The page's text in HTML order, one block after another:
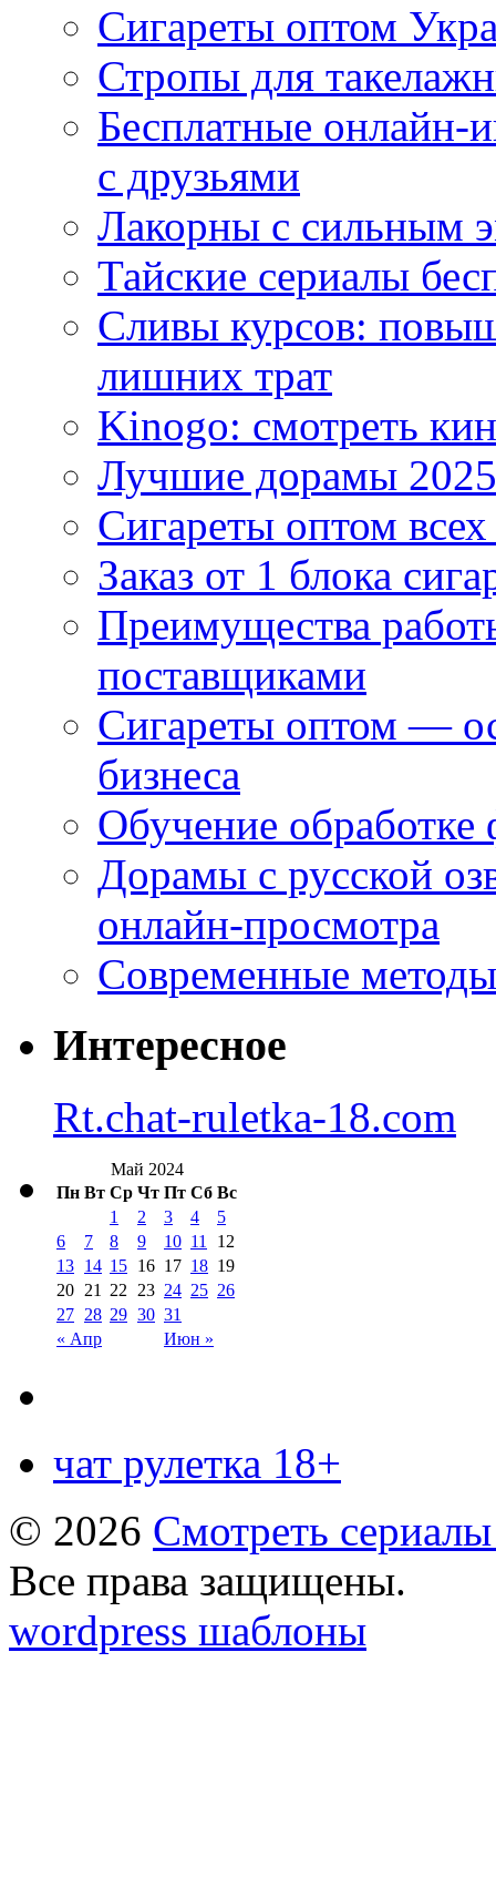
Сигареты оптом
Стропы для
Бесплатные
с друзьями
Лакорны с сильным
Тайские сериалы
Сливы курсов:
лишних трат
Kinogo: смотреть
Лучшие дорамы
Сигареты оптом
Заказ от 1 блока
Преимущества
поставщиками
Сигареты оптом —
бизнеса
Обучение
Дорамы с русской
онлайн-просмотра
Современные
Интересное
Rt.chat-ruletka-18.com
Май 2024
Пн Вт Ср Чт Пт Сб Вс
« Апр Июн »
1 2 3 4
5
6
7 8 9 10 11
12
13 14 15 16 17 18 19
20 21 22 23 24 25 26
27 28 29 30 31
чат рулетка 18+
© 2026 Смотреть
Все права защищены.
wordpress шаблоны